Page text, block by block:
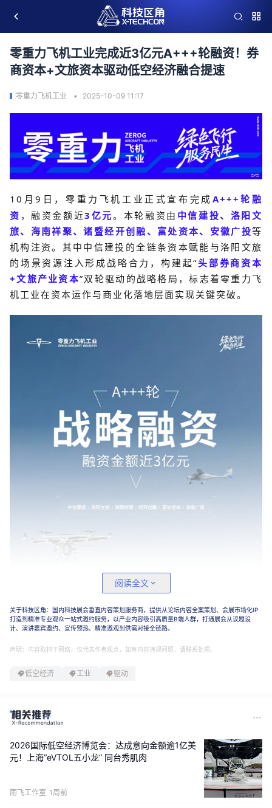
零重力飞机工业完成近3亿元A+++轮融资！券
商资本+文旅资本驱动低空经济融合提速
零重力飞机工业 2025-10-09 11:17
10 月9 日，零重力飞机工业正式宣布完成 A+++ 轮融
资 ，融资金额近3 亿元。本轮融资由 中信建投、洛阳文
旅、 海南祥聚、诸暨经开创融、富处资本、安徽广投等
机构注资。其中中信建投的全链条资本赋能与洛阳文旅
的场景资源注入形成战略合力， 构建起“头部券商资本
+文旅产业资本”双轮驱动的战略格局，标志着零重力 飞
机工业在资本运作与商业化落地层面实现关键突破。
多元化投资阵容的集结，彰显了市场对
赛
道的坚定信心。作为国内头部券商直投平台，中信建投
全牌照金融服务能力有望加速零重力技术商业化与资本
化进程，为公司登陆二级市场铺路。最近几轮融资，以
洛阳文旅 、祥源文旅为代表
的文旅产业资本的密集入
阅读全文
关于科技区角：国内科技展会垂直内容策划服务商，提供从论坛内容全案策划、会展市场化IP
打造到精准专业观众一站式邀约服务，以产业内容吸引高质量B端人群，打通展会从议题设
计、演讲嘉宾邀约、宣传预热、精准邀观到供需对接全链路。
声明：内容取材于网络，仅代表作者观点，如有内容违规问题，请联系处理。
低空经济 工业 驱动
2026国际低空经济博览会：达成意向金额逾1亿美
元！上海“eVTOL五小龙” 同台秀肌肉
雨飞工作室 1周前